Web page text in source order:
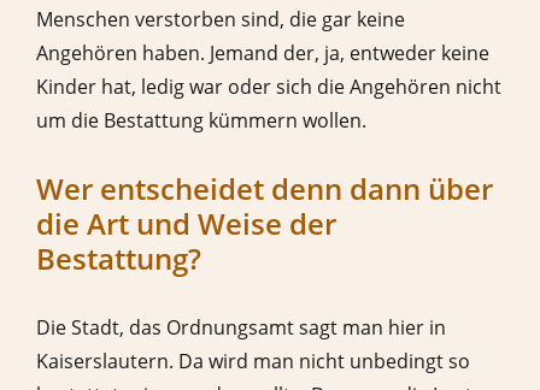
Menschen verstorben sind, die gar keine
Angehören haben. Jemand der, ja, entweder keine
Kinder hat, ledig war oder sich die Angehören nicht
um die Bestattung kümmern wollen.
Wer entscheidet denn dann über
die Art und Weise der
Bestattung?
Die Stadt, das Ordnungsamt sagt man hier in
Kaiserslautern. Da wird man nicht unbedingt so